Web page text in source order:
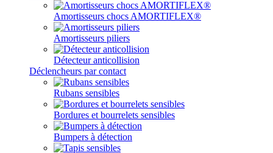
Amortisseurs chocs AMORTIFLEX®
Amortisseurs piliers
Détecteur anticollision
Déclencheurs par contact
Rubans sensibles
Bordures et bourrelets sensibles
Bumpers à détection